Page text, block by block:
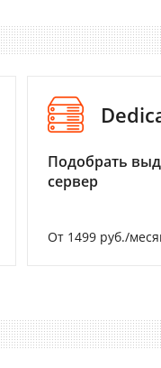
Подобрать
сервер
От 1499 руб./